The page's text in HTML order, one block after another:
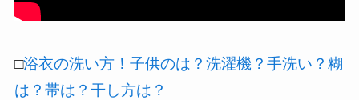
□浴衣の洗い方！子供のは？洗濯機？手洗い？糊
は？帯は？干し方は？